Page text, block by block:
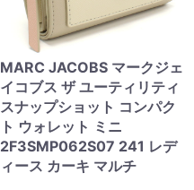
MARC JACOBS マークジェ
イコブス ザ ユーティリティ
スナップショット コンパク
ト ウォレット ミニ
2F3SMP062S07 241 レデ
ィース カーキ マルチ